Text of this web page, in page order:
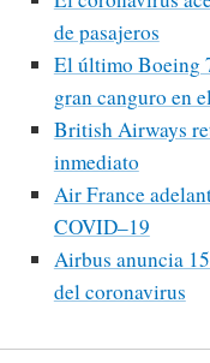
de pasajeros
El último Boeing
gran canguro en
British Airways
inmediato
Air France
COVID–19
Airbus anuncia
del coronavirus